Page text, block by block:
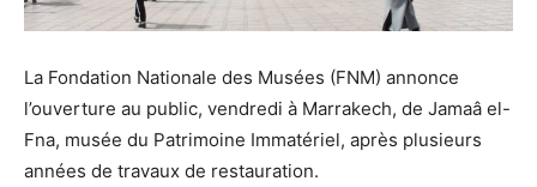
La Fondation Nationale des Musées (FNM) annonce
l’ouverture au public, vendredi à Marrakech, de Jamaâ el-
Fna, musée du Patrimoine Immatériel, après plusieurs
années de travaux de restauration.